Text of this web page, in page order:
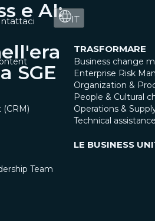
IT
TRASFORMARE
Business change
Enterprise Risk
Organization &
People & Cultural
Operations &
Technical
Team
LE BUSINESS
e AI:
SGE